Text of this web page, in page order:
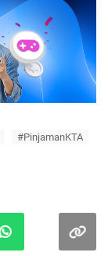
#PinjamanKTA